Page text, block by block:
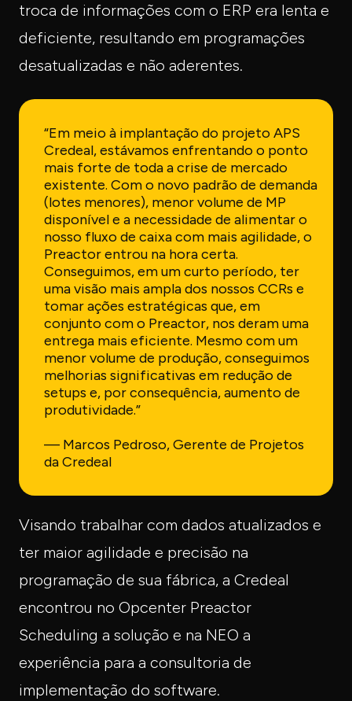
troca de informações com o ERP era lenta e
deficiente, resultando em programações
desatualizadas e não aderentes.
“Em meio à implantação do projeto APS
Credeal, estávamos enfrentando o ponto
mais forte de toda a crise de mercado
existente. Com o novo padrão de demanda
(lotes menores), menor volume de MP
disponível e a necessidade de alimentar o
nosso fluxo de caixa com mais agilidade, o
Preactor entrou na hora certa.
Conseguimos, em um curto período, ter
uma visão mais ampla dos nossos CCRs e
tomar ações estratégicas que, em
conjunto com o Preactor, nos deram uma
entrega mais eficiente. Mesmo com um
menor volume de produção, conseguimos
melhorias significativas em redução de
setups e, por consequência, aumento de
produtividade.”
— Marcos Pedroso, Gerente de Projetos
da Credeal
Visando trabalhar com dados atualizados e
ter maior agilidade e precisão na
programação de sua fábrica, a Credeal
encontrou no Opcenter Preactor
Scheduling a solução e na NEO a
experiência para a consultoria de
implementação do software.